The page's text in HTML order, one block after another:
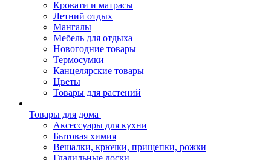
Кровати и матрасы
Летний отдых
Мангалы
Мебель для отдыха
Новогодние товары
Термосумки
Канцелярские товары
Цветы
Товары для растений
Товары для дома
Аксессуары для кухни
Бытовая химия
Вешалки, крючки, прищепки, рожки
Гладильные доски